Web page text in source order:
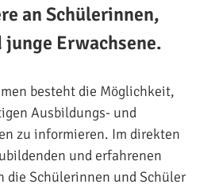
an Schülerinnen,
junge Erwachsene.
besteht die Möglichkeit,
Ausbildungs- und
zu informieren. Im direkten
und erfahrenen
die Schülerinnen und Schüler